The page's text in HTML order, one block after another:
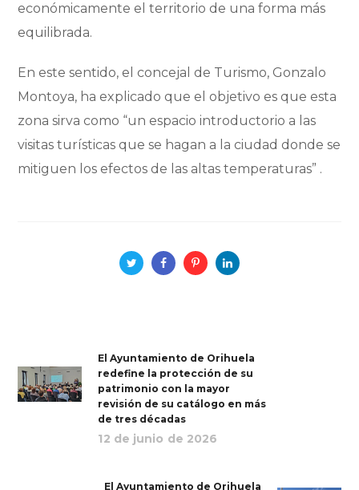
económicamente el territorio de una forma más
equilibrada.
En este sentido, el concejal de Turismo, Gonzalo
Montoya, ha explicado que el objetivo es que esta
zona sirva como “un espacio introductorio a las
visitas turísticas que se hagan a la ciudad donde se
mitiguen los efectos de las altas temperaturas” .
El Ayuntamiento de Orihuela
redefine la protección de su
patrimonio con la mayor
revisión de su catálogo en más
de tres décadas
12 de junio de 2026
El Ayuntamiento de Orihuela